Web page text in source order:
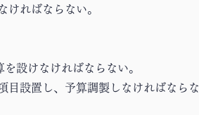
ければならない。
設けなければならない。
目設置し、予算調製しなければならな